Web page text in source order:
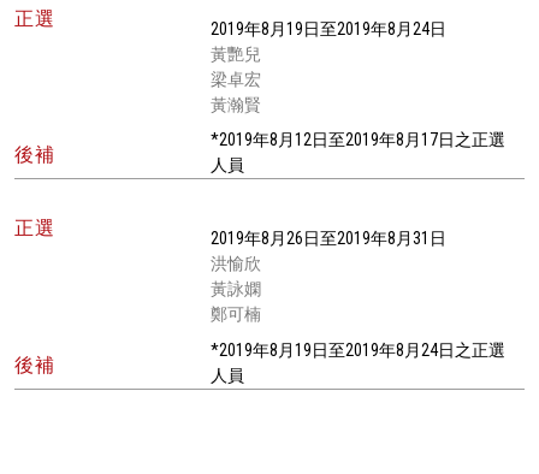
正選
2019年8月19日至2019年8月24日
黃艷兒
梁卓宏
黃瀚賢
後補
*2019年8月12日至2019年8月17日之正選
人員
正選
2019年8月26日至2019年8月31日
洪愉欣
黃詠嫻
鄭可楠
後補
*2019年8月19日至2019年8月24日之正選
人員